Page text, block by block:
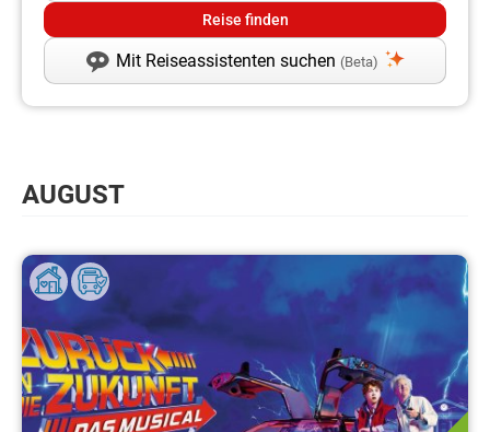
Mit Reiseassistenten suchen (Beta)
AUGUST